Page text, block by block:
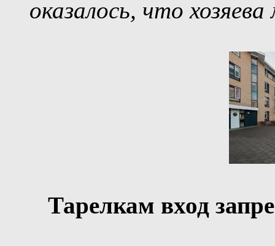
оказалось, что
Тарелкам вход